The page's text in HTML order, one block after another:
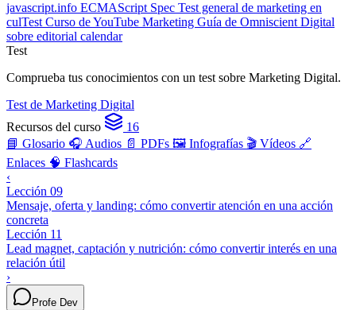
javascript.info ECMAScript Spec Test general de marketing en
culTest Curso de YouTube Marketing Guía de Omniscient Digital
sobre editorial calendar
Test
Comprueba tus conocimientos con un test sobre Marketing Digital.
Test de Marketing Digital
Recursos del curso
16
📘 Glosario 🎧 Audios 📄 PDFs 🖼️ Infografías 🎬 Vídeos 🔗
Enlaces 🧠 Flashcards
‹
Lección 09
Mensaje, oferta y landing: cómo convertir atención en una acción
concreta
Lección 11
Lead magnet, captación y nutrición: cómo convertir interés en una
relación útil
›
Profe Dev